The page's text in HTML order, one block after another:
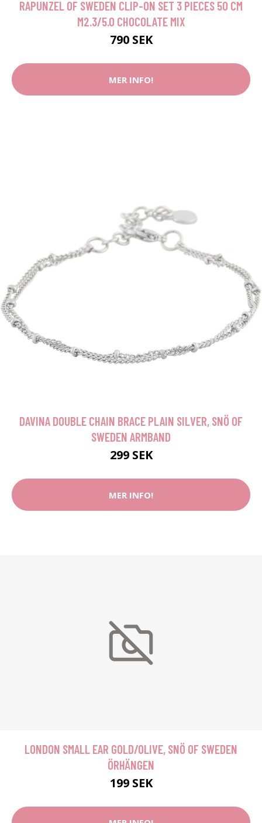
RAPUNZEL OF SWEDEN CLIP-ON SET 3 PIECES 50 CM
M2.3/5.0 CHOCOLATE MIX
790 SEK
MER INFO!
DAVINA DOUBLE CHAIN BRACE PLAIN SILVER, SNÖ OF
SWEDEN ARMBAND
299 SEK
MER INFO!
LONDON SMALL EAR GOLD/OLIVE, SNÖ OF SWEDEN
ÖRHÄNGEN
199 SEK